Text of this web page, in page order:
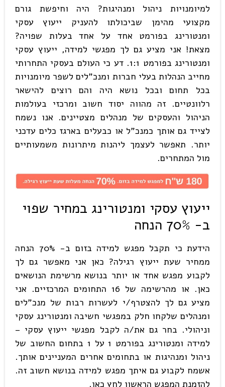
למיומנויות ניהול ומנהיגות? היה וחיפשת גורם
מקצועי מהימן שביכולתו להעניק ייעוץ עסקי
ומנטורינג בפורמט אחד על אחד בעלות שפויה?
מצאת! אני מציע גם לך מפגשי למידה, ייעוץ עסקי
ומנטורינג בפורמט 1:1. דע כי העולם בעסקי התחרותי
מחייב הנהלות בעלי חברות ומנכ"לים לשפר מיומנויות
בכל תחום ובכל נושא היה והם רוצים להישאר
רלוונטיים. זה מהווה יסוד חשוב ומרכזי בעולמות
הניהול והעסקים של מנהלים מצטיינים. אנו נשמח
לצייד גם אותך כמנכ"ל או כבעלים בארגז כלים עדכני
יותר. תאפשר לעצמך ליהנות מיתרונות משמעותיים
מול המתחרים.
ייעוץ עסקי ומנטורינג במחיר שפוי
ב- 70% הנחה
הידעת כי תקבל מפגש למידה בזום ב- 70% הנחה
ממחיר שעת ייעוץ רגילה? כאן אני מאפשר גם לך
לקבוע מפגש אחד או יותר בנושא מרשימת הנושאים
כאן. או מהרשימה של 16 התחומים המרכזיים. אני
מציע גם לך להצטרף/י לעשרות רבות של מנכ"לים
ומנהלים שלקחו חלק במפגשי חשיבה ומנטורינג עסקי
וניהולי. בחר גם את/ה לקבל מפגשי ייעוץ עסקי –
למידה ומנטורינג בפורמט 1 על 1 בתחום החשוב של
ניהול ומנהיגות או בתחומים אחרים המעניינים אותך.
אשמח לקבוע גם איתך מפגש למידה בנושא חשוב זה.
להזמנת המפגש הראשון לחץ כאן.